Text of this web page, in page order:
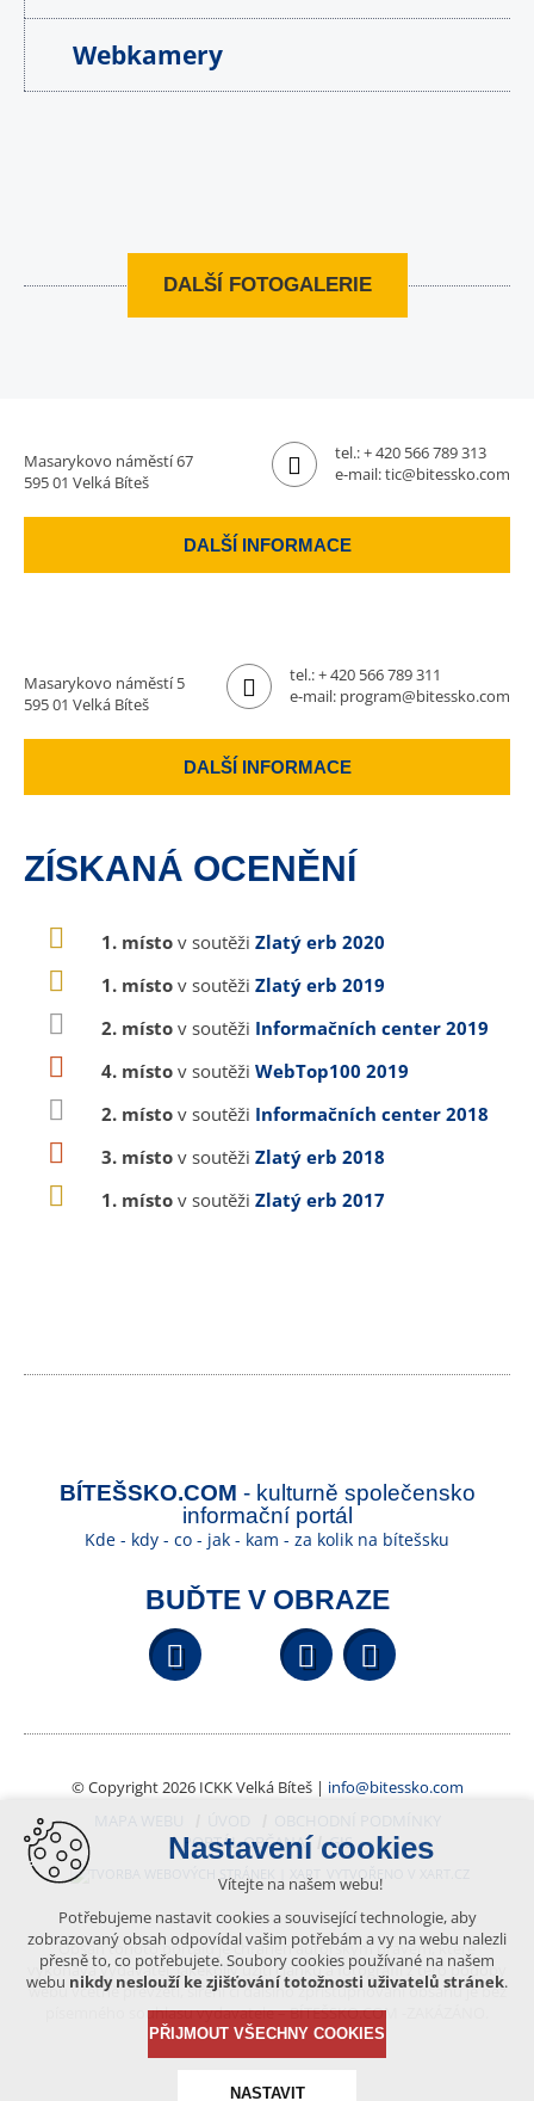
Webkamery
DALŠÍ FOTOGALERIE
Masarykovo náměstí 67
595 01 Velká Bíteš
tel.:+ 420 566 789 313
e-mail:tic@bitessko.com
DALŠÍ INFORMACE
Masarykovo náměstí 5
595 01 Velká Bíteš
tel.:+ 420 566 789 311
e-mail: program@bitessko.com
DALŠÍ INFORMACE
ZÍSKANÁ OCENĚNÍ
1. místo v soutěži Zlatý erb 2020
1. místo v soutěži Zlatý erb 2019
2. místo v soutěži Informačních center 2019
4. místo v soutěži WebTop100 2019
2. místo v soutěži Informačních center 2018
3. místo v soutěži Zlatý erb 2018
1. místo v soutěži Zlatý erb 2017
BÍTEŠSKO.COM - kulturně společensko
informační portál
Kde - kdy - co - jak - kam - za kolik na bítešsku
BUĎTE V OBRAZE
Facebook YouTube
© Copyright 2026 ICKK Velká Bíteš | info@bitessko.com
PORTÁL OBČANA
GIS
VYTVOŘENO V XART.CZ
Obsah tohoto portálu je chráněn autorským právem, které
vykonává vydavatel. Jakékoliv užití článků a fotografií z této podoby
webu včetně převzetí, šíření či dalšího zpřístupňování obsahu je bez
písemného souhlasu vydavatele – BÍTEŠSKO.COM -ZAKÁZÁNO.
Nastavení cookies
Vítejte na našem webu!
Potřebujeme nastavit cookies a související technologie, aby
zobrazovaný obsah odpovídal vašim potřebám a vy na webu nalezli
přesně to, co potřebujete. Soubory cookies používané na našem
webu nikdy neslouží ke zjišťování totožnosti uživatelů stránek.
PŘIJMOUT VŠECHNY COOKIES
NASTAVIT